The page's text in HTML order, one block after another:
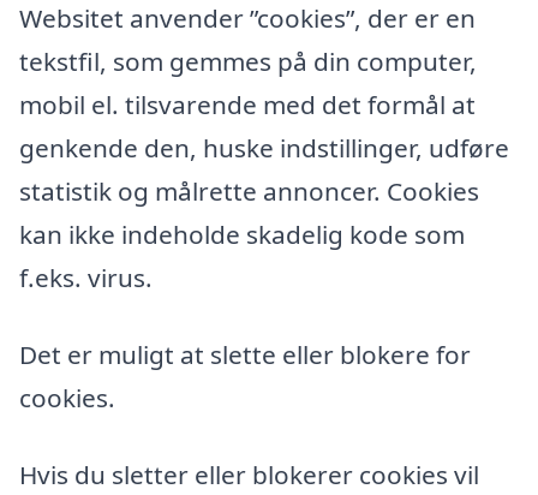
Websitet anvender ”cookies”, der er en
tekstfil, som gemmes på din computer,
mobil el. tilsvarende med det formål at
genkende den, huske indstillinger, udføre
statistik og målrette annoncer. Cookies
kan ikke indeholde skadelig kode som
f.eks. virus.
Det er muligt at slette eller blokere for
cookies.
Hvis du sletter eller blokerer cookies vil